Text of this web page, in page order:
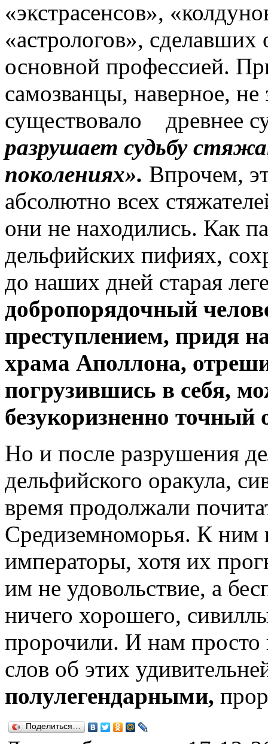
«экстрасенсов»,
«астрологов»,
основной профессией.
самозванцы, наверное, не
существовало древнее
разрушает судьбу
поколениях». Впрочем,
абсолютно всех
они не находились. Как
дельфийских пифиях,
до наших дней старая
добропорядочный
преступлением, придя
храма Аполлона,
погрузившись в себя,
безукоризненно точный
Но и после разрушения
дельфийского оракула,
время продолжали
Средиземноморья. К ним
императоры, хотя их
им не удовольствие, а
ничего хорошего,
пророчили. И нам просто
слов об этих
полулегендарными,
Поделиться…